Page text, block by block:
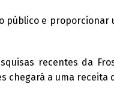
e proporcionar
recentes da
chegará a uma